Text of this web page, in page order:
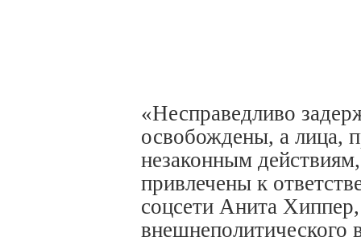
«Несправедливо
освобождены, а лица,
незаконным
привлечены к
соцсети Анита Хиппер,
внешнеполитического